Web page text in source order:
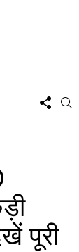
US
पूरी